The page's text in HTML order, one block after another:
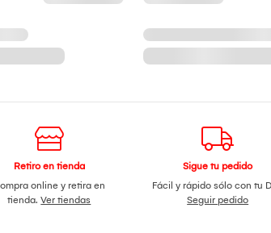
Retiro en tienda
online y retira en
tienda.Ver tiendas
Sigue tu pedido
Fácil y rápido sólo con tu
Seguir pedido